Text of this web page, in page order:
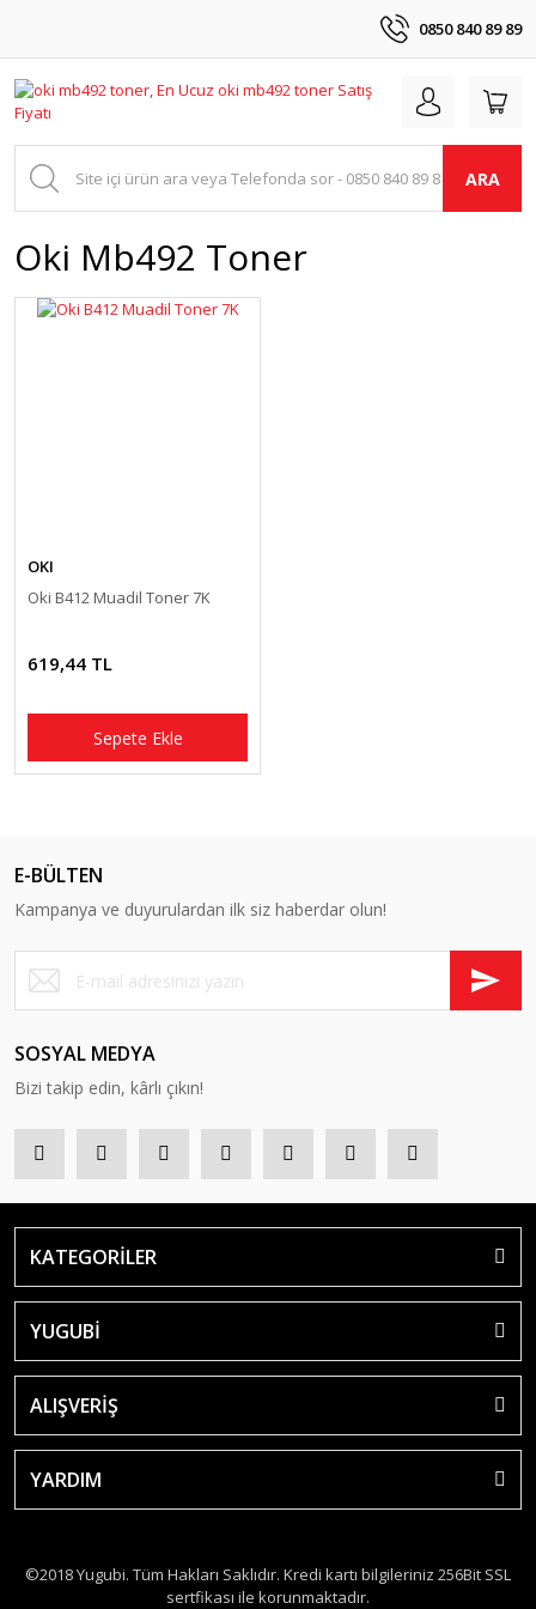
0850 840 89 89
ARA
Oki Mb492 Toner
OKI
Oki B412 Muadil Toner 7K
619,44 TL
Sepete Ekle
E-BÜLTEN
Kampanya ve duyurulardan ilk siz haberdar olun!
SOSYAL MEDYA
Bizi takip edin, kârlı çıkın!
KATEGORİLER
YUGUBİ
ALIŞVERİŞ
YARDIM
©2018 Yugubi. Tüm Hakları Saklıdır. Kredi kartı bilgileriniz 256Bit SSL
sertfikası ile korunmaktadır.